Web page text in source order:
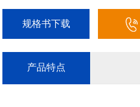
规格书下载
产品特点